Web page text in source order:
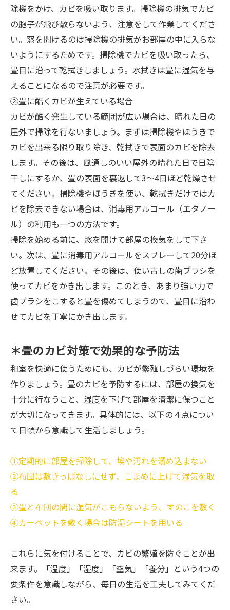
除機をかけ、カビを吸い取ります。掃除機の排気でカビ
の胞子が飛び散らないよう、注意をして作業してくださ
い。窓を開けるのは掃除機の排気がお部屋の中に入らな
いようにするためです。掃除機でカビを吸い取ったら、
畳目に沿って乾拭きしましょう。水拭きは畳に湿気を与
えることになるので注意が必要です。
②畳に酷くカビが生えている場合
カビが酷く発生している範囲が広い場合は、晴れた日の
屋外で掃除を行ないましょう。まずは掃除機やほうきで
カビを出来る限り取り除き、乾拭きで表面のカビを除去
します。その後は、風通しのいい屋外の晴れた日で日陰
干しにするか、畳の表面を裏返して3～4日ほど乾燥させ
てください。掃除機やほうきを使い、乾拭きだけではカ
ビを除去できない場合は、消毒用アルコール（エタノー
ル）の利用も一つの方法です。
掃除を始める前に、窓を開けて部屋の換気をして下さ
い。次は、畳に消毒用アルコールをスプレーして20分ほ
ど放置してください。その後は、使い古しの歯ブラシを
使ってカビをかき出します。このとき、あまり強い力で
歯ブラシをこすると畳を傷めてしまうので、畳目に沿わ
せてカビを丁寧にかき出します。
＊畳のカビ対策で効果的な予防法
和室を快適に使うためにも、カビが繁殖しづらい環境を
作りましょう。畳のカビを予防するには、部屋の換気を
十分に行なうこと、湿度を下げて部屋を清潔に保つこと
が大切になってきます。具体的には、以下の４点につい
て日頃から意識して生活しましょう。
①定期的に部屋を掃除して、埃や汚れを溜め込まない
②布団は敷きっぱなしにせず、こまめに上げて湿気を取
る
③畳と布団の間に湿気がこもらないよう、すのこを敷く
④カーペットを敷く場合は防湿シートを用いる
これらに気を付けることで、カビの繁殖を防ぐことが出
来ます。「温度」「湿度」「空気」「養分」という4つの
要条件を意識しながら、毎日の生活を工夫してみてくだ
さい。